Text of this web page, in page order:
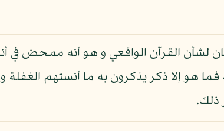
لشأن القرآن الواقعي و هو أنه ممحض في
فما هو إلا ذكر يذكرون به ما أنستهم
ذلك.